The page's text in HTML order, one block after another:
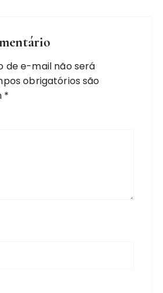
de e-mail não será
obrigatórios são
*